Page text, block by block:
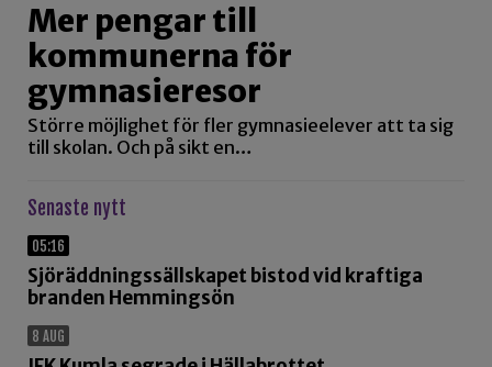
Mer pengar till
kommunerna för
gymnasieresor
Större möjlighet för fler gymnasieelever att ta sig
till skolan. Och på sikt en…
Senaste nytt
05:16
Sjöräddningssällskapet bistod vid kraftiga
branden Hemmingsön
8 AUG